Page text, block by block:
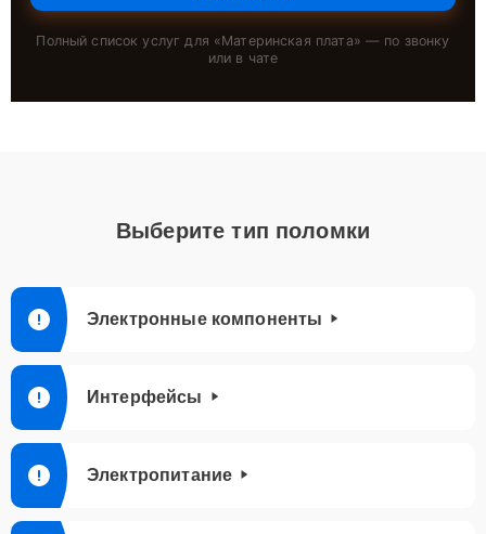
Полный список услуг для «Материнская плата» — по звонку
или в чате
Выберите тип поломки
Электронные компоненты
Интерфейсы
Электропитание